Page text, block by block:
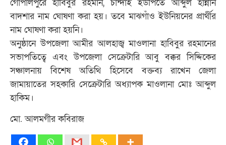
গোপালপুরে হাবিবুর রহমান, চান্দাই ইউপিতে আব্দুল হান্নান
বাদশার নাম ঘোষণা করা হয়। তবে মাঝগাঁও ইউনিয়নের প্রার্থীর
নাম ঘোষণা করা হয়নি।
অনুষ্ঠানে উপজেলা আমীর আলহাজ্ব মাওলানা হাবিবুর রহমানের
সভাপতিত্বে এবং উপজেলা সেক্রেটারি আবু বক্কর সিদ্দিকের
সঞ্চালনায় বিশেষ অতিথি হিসেবে বক্তব্য রাখেন জেলা
জামায়াতের সহকারি সেক্রেটারি অধ্যাপক মাওলানা মোঃ আব্দুল
হাকিম।
মো. আলমগীর কবিরাজ